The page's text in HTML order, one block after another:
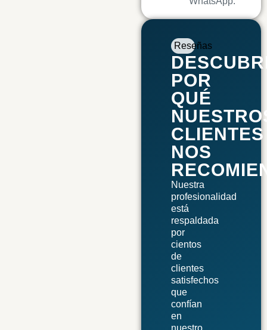
Reseñas
POR
QUÉ
CLIENTES
NOS
Nuestra
profesionalidad
está
respaldada
por
cientos
de
clientes
satisfechos
que
confían
en